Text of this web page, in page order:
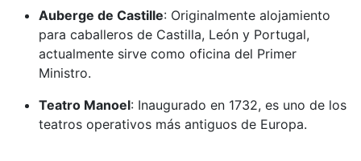
Auberge de Castille: Originalmente alojamiento
para caballeros de Castilla, León y Portugal,
actualmente sirve como oficina del Primer
Ministro.
Teatro Manoel: Inaugurado en 1732, es uno de los
teatros operativos más antiguos de Europa.